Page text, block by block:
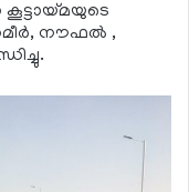
നൗഫല്‍ ,